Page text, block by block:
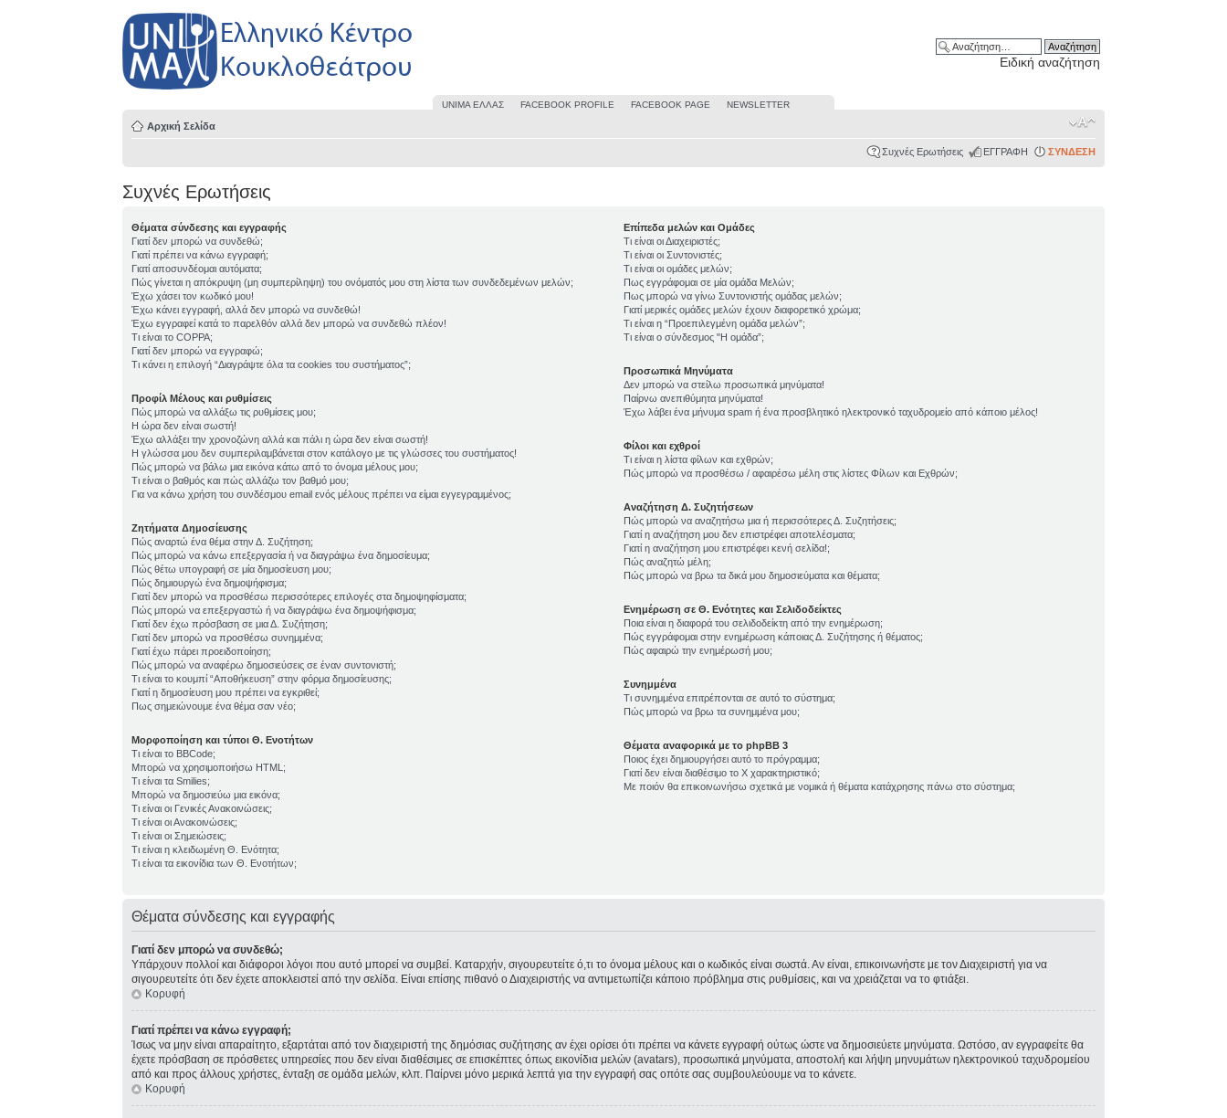
Ειδική αναζήτηση
UΝΙΜΑ ΕΛΛΑΣ FACEBOOK PROFILE FACEBOOK PAGE NEWSLETTER
Αρχική Σελίδα
Συχνές Ερωτήσεις ΕΓΓΡΑΦΗ ΣΥΝΔΕΣΗ
Συχνές Ερωτήσεις
Θέματα σύνδεσης και εγγραφής
Γιατί δεν μπορώ να συνδεθώ;
Γιατί πρέπει να κάνω εγγραφή;
Γιατί αποσυνδέομαι αυτόματα;
Πώς γίνεται η απόκρυψη (μη συμπερίληψη) του ονόματός μου στη λίστα των συνδεδεμένων μελών;
Έχω χάσει τον κωδικό μου!
Έχω κάνει εγγραφή, αλλά δεν μπορώ να συνδεθώ!
Έχω εγγραφεί κατά το παρελθόν αλλά δεν μπορώ να συνδεθώ πλέον!
Τι είναι το COPPA;
Γιατί δεν μπορώ να εγγραφώ;
Τι κάνει η επιλογή “Διαγράψτε όλα τα cookies του συστήματος”;
Προφίλ Μέλους και ρυθμίσεις
Πώς μπορώ να αλλάξω τις ρυθμίσεις μου;
Η ώρα δεν είναι σωστή!
Έχω αλλάξει την χρονοζώνη αλλά και πάλι η ώρα δεν είναι σωστή!
Η γλώσσα μου δεν συμπεριλαμβάνεται στον κατάλογο με τις γλώσσες του συστήματος!
Πώς μπορώ να βάλω μια εικόνα κάτω από το όνομα μέλους μου;
Τι είναι ο βαθμός και πώς αλλάζω τον βαθμό μου;
Για να κάνω χρήση του συνδέσμου email ενός μέλους πρέπει να είμαι εγγεγραμμένος;
Ζητήματα Δημοσίευσης
Πώς αναρτώ ένα θέμα στην Δ. Συζήτηση;
Πώς μπορώ να κάνω επεξεργασία ή να διαγράψω ένα δημοσίευμα;
Πώς θέτω υπογραφή σε μία δημοσίευση μου;
Πώς δημιουργώ ένα δημοψήφισμα;
Γιατί δεν μπορώ να προσθέσω περισσότερες επιλογές στα δημοψηφίσματα;
Πώς μπορώ να επεξεργαστώ ή να διαγράψω ένα δημοψήφισμα;
Γιατί δεν έχω πρόσβαση σε μια Δ. Συζήτηση;
Γιατί δεν μπορώ να προσθέσω συνημμένα;
Γιατί έχω πάρει προειδοποίηση;
Πώς μπορώ να αναφέρω δημοσιεύσεις σε έναν συντονιστή;
Τι είναι το κουμπί “Αποθήκευση” στην φόρμα δημοσίευσης;
Γιατί η δημοσίευση μου πρέπει να εγκριθεί;
Πως σημειώνουμε ένα θέμα σαν νέο;
Μορφοποίηση και τύποι Θ. Ενοτήτων
Τι είναι το BBCode;
Μπορώ να χρησιμοποιήσω HTML;
Τι είναι τα Smilies;
Μπορώ να δημοσιεύω μια εικόνα;
Τι είναι οι Γενικές Ανακοινώσεις;
Τι είναι οι Ανακοινώσεις;
Τι είναι οι Σημειώσεις;
Τι είναι η κλειδωμένη Θ. Ενότητα;
Τι είναι τα εικονίδια των Θ. Ενοτήτων;
Επίπεδα μελών και Ομάδες
Τι είναι οι Διαχειριστές;
Τι είναι οι Συντονιστές;
Τι είναι οι ομάδες μελών;
Πως εγγράφομαι σε μία ομάδα Μελών;
Πως μπορώ να γίνω Συντονιστής ομάδας μελών;
Γιατί μερικές ομάδες μελών έχουν διαφορετικό χρώμα;
Τι είναι η “Προεπιλεγμένη ομάδα μελών”;
Τι είναι ο σύνδεσμος "Η ομάδα”;
Προσωπικά Μηνύματα
Δεν μπορώ να στείλω προσωπικά μηνύματα!
Παίρνω ανεπιθύμητα μηνύματα!
Έχω λάβει ένα μήνυμα spam ή ένα προσβλητικό ηλεκτρονικό ταχυδρομείο από κάποιο μέλος!
Φίλοι και εχθροί
Τι είναι η λίστα φίλων και εχθρών;
Πώς μπορώ να προσθέσω / αφαιρέσω μέλη στις λίστες Φίλων και Εχθρών;
Αναζήτηση Δ. Συζητήσεων
Πώς μπορώ να αναζητήσω μια ή περισσότερες Δ. Συζητήσεις;
Γιατί η αναζήτηση μου δεν επιστρέφει αποτελέσματα;
Γιατί η αναζήτηση μου επιστρέφει κενή σελίδα!;
Πώς αναζητώ μέλη;
Πώς μπορώ να βρω τα δικά μου δημοσιεύματα και θέματα;
Ενημέρωση σε Θ. Ενότητες και Σελιδοδείκτες
Ποια είναι η διαφορά του σελιδοδείκτη από την ενημέρωση;
Πώς εγγράφομαι στην ενημέρωση κάποιας Δ. Συζήτησης ή θέματος;
Πώς αφαιρώ την ενημέρωσή μου;
Συνημμένα
Τι συνημμένα επιτρέπονται σε αυτό το σύστημα;
Πώς μπορώ να βρω τα συνημμένα μου;
Θέματα αναφορικά με το phpBB 3
Ποιος έχει δημιουργήσει αυτό το πρόγραμμα;
Γιατί δεν είναι διαθέσιμο το Χ χαρακτηριστικό;
Με ποιόν θα επικοινωνήσω σχετικά με νομικά ή θέματα κατάχρησης πάνω στο σύστημα;
Θέματα σύνδεσης και εγγραφής
Γιατί δεν μπορώ να συνδεθώ;
Υπάρχουν πολλοί και διάφοροι λόγοι που αυτό μπορεί να συμβεί. Καταρχήν, σιγουρευτείτε ό,τι το όνομα μέλους και ο κωδικός είναι σωστά. Αν είναι, επικοινωνήστε με τον Διαχειριστή για να
σιγουρευτείτε ότι δεν έχετε αποκλειστεί από την σελίδα. Είναι επίσης πιθανό ο Διαχειριστής να αντιμετωπίζει κάποιο πρόβλημα στις ρυθμίσεις, και να χρειάζεται να το φτιάξει.
Κορυφή
Γιατί πρέπει να κάνω εγγραφή;
Ίσως να μην είναι απαραίτητο, εξαρτάται από τον διαχειριστή της δημόσιας συζήτησης αν έχει ορίσει ότι πρέπει να κάνετε εγγραφή ούτως ώστε να δημοσιεύετε μηνύματα. Ωστόσο, αν εγγραφείτε θα
έχετε πρόσβαση σε πρόσθετες υπηρεσίες που δεν είναι διαθέσιμες σε επισκέπτες όπως εικονίδια μελών (avatars), προσωπικά μηνύματα, αποστολή και λήψη μηνυμάτων ηλεκτρονικού ταχυδρομείου
από και προς άλλους χρήστες, ένταξη σε ομάδα μελών, κλπ. Παίρνει μόνο μερικά λεπτά για την εγγραφή σας οπότε σας συμβουλεύουμε να το κάνετε.
Κορυφή